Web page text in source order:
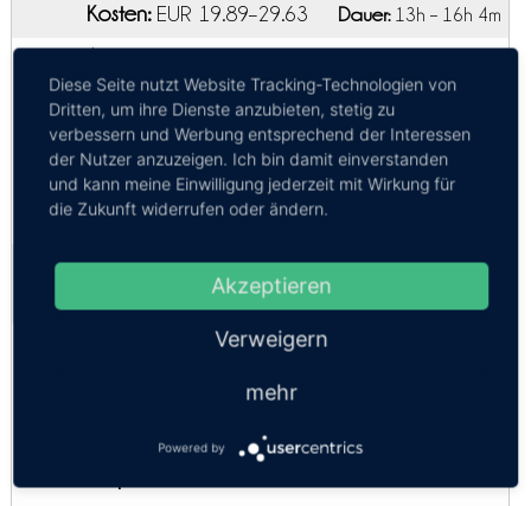
Kosten:EUR 19.89–29.63 Dauer:13h – 16h 4m
17:30
Express
08:00
VIP
19:30
Privattransfer Nakhon Ratchasima - Chiang
Mai
EUR 165.53–361.23
Diese Seite nutzt Website Tracking-Technologien von
Dritten, um ihre Dienste anzubieten, stetig zu
verbessern und Werbung entsprechend der Interessen
der Nutzer anzuzeigen. Ich bin damit einverstanden
und kann meine Einwilligung jederzeit mit Wirkung für
die Zukunft widerrufen oder ändern.
Akzeptieren
Verweigern
mehr
Powered by